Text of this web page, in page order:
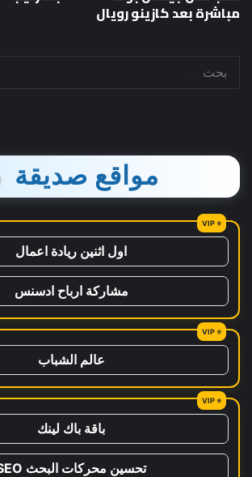
مباشرة بعد كازينو رويال
مواقع صديقة
اول اثنين ريادة اعمال
مشاركة ارباح ادسنس
عالم الشباب
باقة باك لينك
تحسين محركات البحث SEO